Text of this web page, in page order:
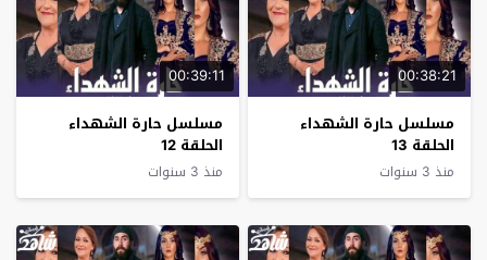
00:38:21
مسلسل حارة الشهداء
الحلقة 13
منذ 3 سنوات
00:39:11
مسلسل حارة الشهداء
الحلقة 12
منذ 3 سنوات